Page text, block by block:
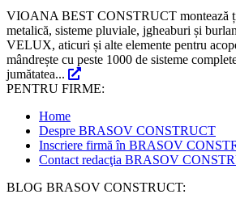
VIOANA BEST CONSTRUCT montează
metalică, sisteme pluviale, jgheaburi și
VELUX, aticuri și alte elemente pentru
mândrește cu peste 1000 de sisteme
jumătatea...
PENTRU FIRME:
Home
Despre BRASOV CONSTRUCT
Inscriere firmă în BRASOV
Contact redacţia BRASOV
BLOG BRASOV CONSTRUCT: